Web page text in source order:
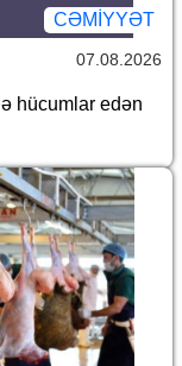
CƏMİYYƏT
07.08.2026
hücumlar edən